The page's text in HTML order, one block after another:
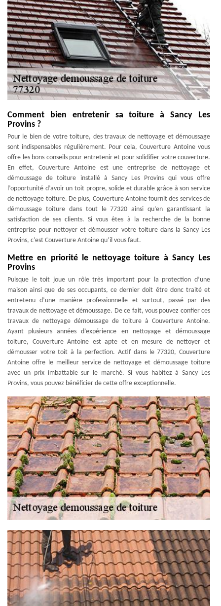
Comment bien entretenir sa toiture à Sancy Les
Provins ?
Pour le bien de votre toiture, des travaux de nettoyage et démoussage
sont indispensables régulièrement. Pour cela, Couverture Antoine vous
offre les bons conseils pour entretenir et pour solidifier votre couverture.
En effet, Couverture Antoine est une entreprise de nettoyage et
démoussage de toiture installé à Sancy Les Provins qui vous offre
l’opportunité d’avoir un toit propre, solide et durable grâce à son service
de nettoyage toiture. De plus, Couverture Antoine fournit des services de
démoussage toiture dans tout le 77320 ainsi qu’en garantissant la
satisfaction de ses clients. Si vous êtes à la recherche de la bonne
entreprise pour nettoyer et démousser votre toiture dans la Sancy Les
Provins, c’est Couverture Antoine qu’il vous faut.
Mettre en priorité le nettoyage toiture à Sancy Les
Provins
Puisque le toit joue un rôle très important pour la protection d’une
maison ainsi que de ses occupants, ce dernier doit être donc traité et
entretenu d’une manière professionnelle et surtout, passé par des
travaux de nettoyage et démoussage. De ce fait, vous pouvez confier ces
travaux de nettoyage démoussage de toiture à Couverture Antoine.
Ayant plusieurs années d’expérience en nettoyage et démoussage
toiture, Couverture Antoine est apte et en mesure de nettoyer et
démousser votre toit à la perfection. Actif dans le 77320, Couverture
Antoine offre le meilleur service de nettoyage et démoussage toiture
avec un prix imbattable sur le marché. Si vous habitez à Sancy Les
Provins, vous pouvez bénéficier de cette offre exceptionnelle.